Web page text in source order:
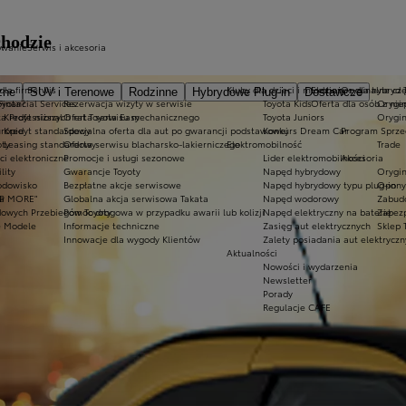
SUV i Terenowe Rodzinne Hybrydowe Plug-in
Dostawcze
MORE"
Professional
Ekobonus dla hybryd
Oferta dla osób z
Przebiegów Toyoty
Modele
Kluby dla dzieci i młodzieży
Toyota Kids
Toyota Juniors
Konkurs Dream Car
Elektromobilność
Lider elektromobilności
Napęd hybrydowy
Napęd hybrydowy typu plug-in
Napęd wodorowy
Napęd elektryczny na baterię
Zasięg aut elektrycznych
Zalety posiadania aut
Aktualności
Nowości i wydarzenia
Newsletter
Porady
Regulacje CAFE
firm
Services
Kredyt niższych rat Toyota Easy
Kredyt standardowy
Leasing standardowy
elektroniczne
Serwis i akcesoria
Serwis
Rezerwacja wizyty w serwisie
Oferta serwisu mechanicznego
Specjalna oferta dla aut po gwarancji podstawowej
Oferta serwisu blacharsko-lakierniczego
Promocje i usługi sezonowe
Gwarancje Toyoty
Bezpłatne akcje serwisowe
Globalna akcja serwisowa Takata
Pomoc drogowa w przypadku awarii lub kolizji
Informacje techniczne
Innowacje dla wygody Klientów
Oryginalne
Program
Trade
Akcesoria
Sklep